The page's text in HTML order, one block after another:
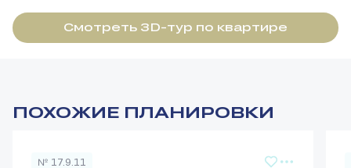
Смотреть 3D-тур по квартире
ПОХОЖИЕ ПЛАНИРОВКИ
№ 17.9.11